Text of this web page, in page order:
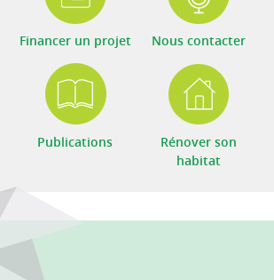
Financer un projet Nous contacter
Publications
Rénover son
habitat